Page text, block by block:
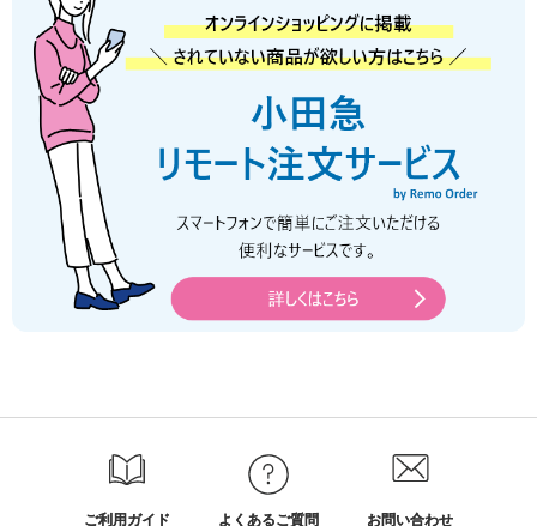
ご利用ガイド よくあるご質問 お問い合わせ